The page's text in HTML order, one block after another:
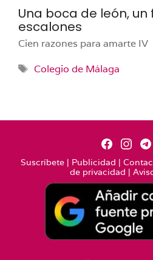
Una boca de león, un
escalones
Cien razones para amarte IV
Etiquetas
Colegio de Málaga
Suscríbete | Publicidad |
de privacidad |